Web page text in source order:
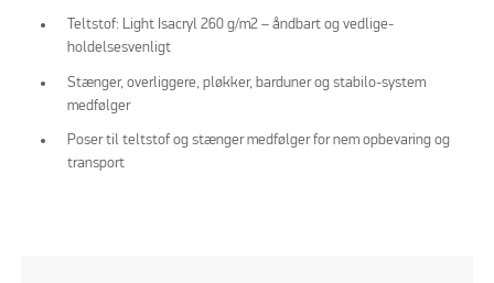
Teltstof: Light Isacryl 260 g/m2 – åndbart og vedlige­
holdelsesvenligt
Stænger, overliggere, pløkker, barduner og stabilo-system
medfølger
Poser til teltstof og stænger medfølger for nem opbevaring og
transport